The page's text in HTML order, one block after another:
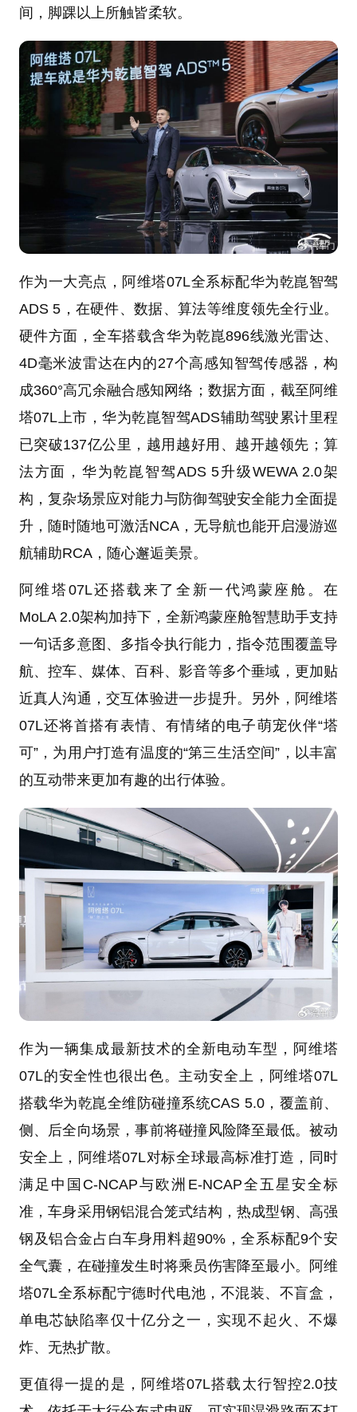
间，脚踝以上所触皆柔软。
作为一大亮点，阿维塔07L全系标配华为乾崑智驾
ADS 5，在硬件、数据、算法等维度领先全行业。
硬件方面，全车搭载含华为乾崑896线激光雷达、
4D毫米波雷达在内的27个高感知智驾传感器，构
成360°高冗余融合感知网络；数据方面，截至阿维
塔07L上市，华为乾崑智驾ADS辅助驾驶累计里程
已突破137亿公里，越用越好用、越开越领先；算
法方面，华为乾崑智驾ADS 5升级WEWA 2.0架
构，复杂场景应对能力与防御驾驶安全能力全面提
升，随时随地可激活NCA，无导航也能开启漫游巡
航辅助RCA，随心邂逅美景。
阿维塔07L还搭载来了全新一代鸿蒙座舱。在
MoLA 2.0架构加持下，全新鸿蒙座舱智慧助手支持
一句话多意图、多指令执行能力，指令范围覆盖导
航、控车、媒体、百科、影音等多个垂域，更加贴
近真人沟通，交互体验进一步提升。另外，阿维塔
07L还将首搭有表情、有情绪的电子萌宠伙伴“塔
可”，为用户打造有温度的“第三生活空间”，以丰富
的互动带来更加有趣的出行体验。
作为一辆集成最新技术的全新电动车型，阿维塔
07L的安全性也很出色。主动安全上，阿维塔07L
搭载华为乾崑全维防碰撞系统CAS 5.0，覆盖前、
侧、后全向场景，事前将碰撞风险降至最低。被动
安全上，阿维塔07L对标全球最高标准打造，同时
满足中国C-NCAP与欧洲E-NCAP全五星安全标
准，车身采用钢铝混合笼式结构，热成型钢、高强
钢及铝合金占白车身用料超90%，全系标配9个安
全气囊，在碰撞发生时将乘员伤害降至最小。阿维
塔07L全系标配宁德时代电池，不混装、不盲盒，
单电芯缺陷率仅十亿分之一，实现不起火、不爆
炸、无热扩散。
更值得一提的是，阿维塔07L搭载太行智控2.0技